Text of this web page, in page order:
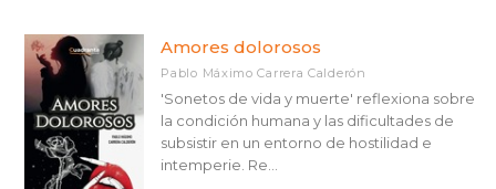
Amores dolorosos
Pablo Máximo Carrera Calderón
'Sonetos de vida y muerte' reflexiona sobre
la condición humana y las dificultades de
subsistir en un entorno de hostilidad e
intemperie. Re...